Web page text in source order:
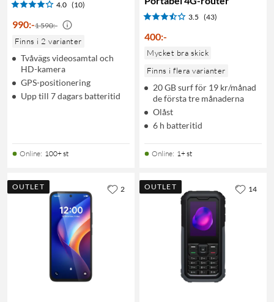
4.0 (10)
990:-1 590:-
Finns i 2 varianter
Tvåvägs videosamtal och
HD-kamera
GPS-positionering
Upp till 7 dagars batteritid
Online: 100+ st
3.5 (43)
400:-
Mycket bra skick
Finns i flera varianter
20 GB surf för 19 kr/månad
de första tre månaderna
Olåst
6 h batteritid
Online: 1+ st
OUTLET 2 OUTLET 14